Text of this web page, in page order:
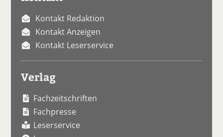
Kontakt Redaktion
Kontakt Anzeigen
Kontakt Leserservice
Verlag
Fachzeitschriften
Fachpresse
Leserservice